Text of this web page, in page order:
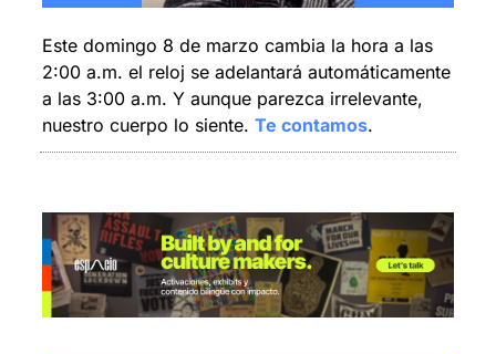
Este domingo 8 de marzo cambia la hora a las
2:00 a.m. el reloj se adelantará automáticamente
a las 3:00 a.m. Y aunque parezca irrelevante,
nuestro cuerpo lo siente. Te contamos.